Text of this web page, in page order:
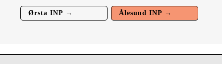
Ørsta INP → Ålesund INP →